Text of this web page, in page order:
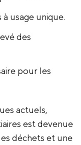
usage unique.
des
pour les
actuels,
est devenue
déchets et une